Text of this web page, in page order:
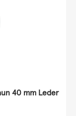
40 mm Leder